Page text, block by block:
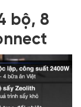
bộ, 8